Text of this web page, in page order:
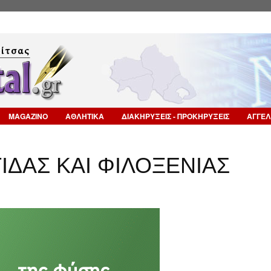
MAGAZINO ΑΘΛΗΤΙΚΑ ΔΙΑΚΗΡΥΞΕΙΣ - ΠΡΟΚΗΡΥΞΕΙΣ
ΚΑΙ ΦΙΛΟΞΕΝΙΑΣ